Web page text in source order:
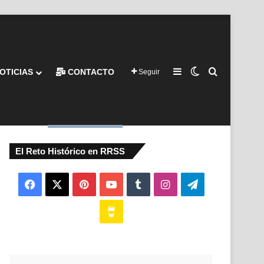
CONTACTO Seguir Barra lateral
Switch skin
El Reto Histórico en RRSS
Facebook PinterestYouTubeTumblrInstagramTelegram